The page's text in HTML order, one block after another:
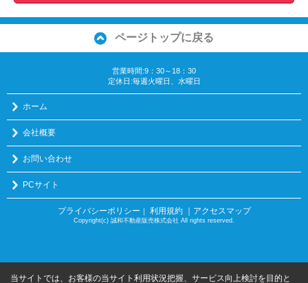
ページトップに戻る
営業時間:9：30～18：30
定休日:毎週火曜日、水曜日
ホーム
会社概要
お問い合わせ
PCサイト
プライバシーポリシー ｜ 利用規約 ｜アクセスマップ
Copyright(c) 誠和不動産販売株式会社 All rights reserved.
当サイトでは、お客様の当サイト利用状況把握、サービス向上検討を目的と